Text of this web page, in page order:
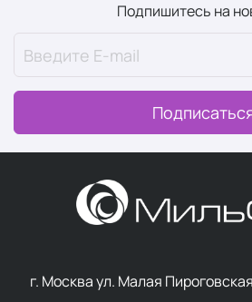
Подпишитесь на
г. Москва ул. Малая